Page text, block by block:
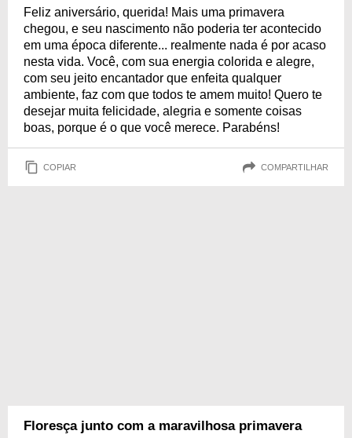
Feliz aniversário, querida! Mais uma primavera
chegou, e seu nascimento não poderia ter acontecido
em uma época diferente... realmente nada é por acaso
nesta vida. Você, com sua energia colorida e alegre,
com seu jeito encantador que enfeita qualquer
ambiente, faz com que todos te amem muito! Quero te
desejar muita felicidade, alegria e somente coisas
boas, porque é o que você merece. Parabéns!
COPIAR COMPARTILHAR
Floresça junto com a maravilhosa primavera